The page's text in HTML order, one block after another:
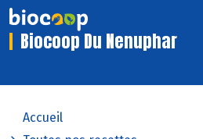
Biocoop Du Nenuphar
Accueil